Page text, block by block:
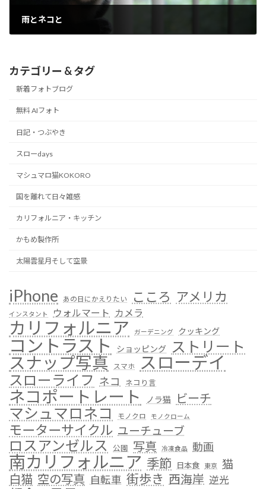
雨とネコと
カテゴリー & タグ
新着フォトブログ
無料 AIフォト
日記・つぶやき
スローdays
マシュマロ猫KOKORO
国を離れて日々雑感
カリフォルニア・キッチン
かもめ製作所
太陽雲星月そして空景
iPhone あの日にかえりたい こころ アメリカ
インスタント ウォルマート カメラ
カリフォルニア ガーデニング クッキング
コントラスト ショッピング ストリート
スナップ写真 スマホ スローデイ
スローライフ ネコ ネコり言
ネコポートレート ノラ猫 ビーチ
マシュマロネコ モノクロ モノクローム
モーターサイクル ユーチューブ
ロスアンゼルス 公園 写真 冷凍食品 動画
南カリフォルニア 季節 日本食 東京 猫
白猫 空の写真 自転車 街歩き 西海岸 逆光